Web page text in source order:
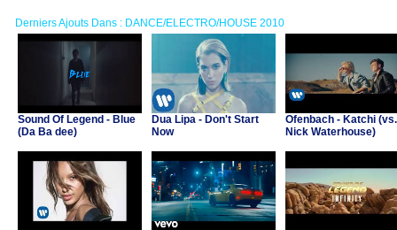
Derniers Ajouts Dans : DANCE/ELECTRO/HOUSE 2010
Sound Of Legend - Blue
(Da Ba dee)
Dua Lipa - Don't Start
Now
Ofenbach - Katchi (vs.
Nick Waterhouse)